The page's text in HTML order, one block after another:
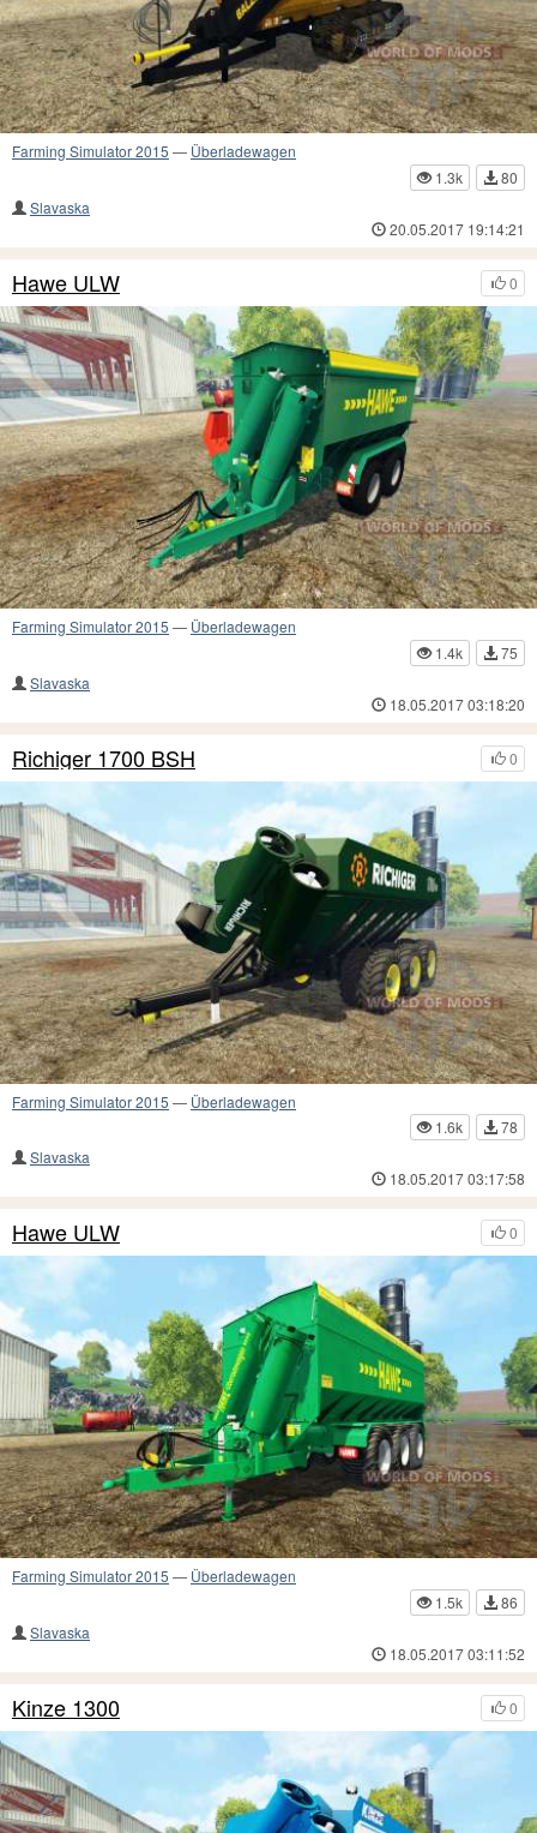
Farming Simulator 2015 — Überladewagen
1.3k
80
Slavaska
20.05.2017 19:14:21
0
Hawe ULW
Farming Simulator 2015 — Überladewagen
1.4k
75
Slavaska
18.05.2017 03:18:20
0
Richiger 1700 BSH
Farming Simulator 2015 — Überladewagen
1.6k
78
Slavaska
18.05.2017 03:17:58
0
Hawe ULW
Farming Simulator 2015 — Überladewagen
1.5k
86
Slavaska
18.05.2017 03:11:52
0
Kinze 1300